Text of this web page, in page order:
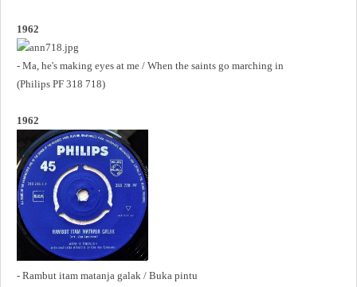
1962
- Ma, he's making eyes at me / When the saints go marching in
(Philips PF 318 718)
1962
- Rambut itam matanja galak / Buka pintu